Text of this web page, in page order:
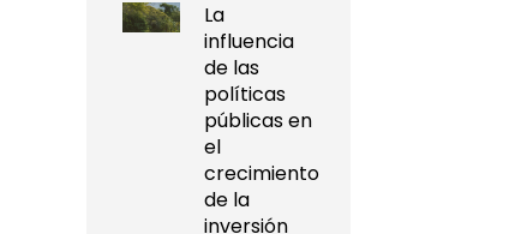
La
influencia
de las
políticas
públicas en
el
crecimiento
de la
inversión